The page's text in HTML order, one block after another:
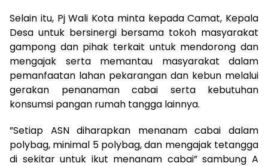
Selain itu, Pj Wali Kota minta kepada Camat, Kepala
Desa untuk bersinergi bersama tokoh masyarakat
gampong dan pihak terkait untuk mendorong dan
mengajak serta memantau masyarakat dalam
pemanfaatan lahan pekarangan dan kebun melalui
gerakan penanaman cabai serta kebutuhan
konsumsi pangan rumah tangga lainnya.
”Setiap ASN diharapkan menanam cabai dalam
polybag, minimal 5 polybag, dan mengajak tetangga
di sekitar untuk ikut menanam cabai” sambung A